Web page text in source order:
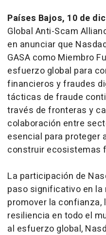
Países Bajos, 10 de
Global Anti-Scam
en anunciar que
GASA como Miembro
esfuerzo global para
financieros y fraudes
tácticas de fraude
través de fronteras y
colaboración entre
esencial para proteger
construir ecosistemas
La participación de
paso significativo en
promover la confianza,
resiliencia en todo el
al esfuerzo global,